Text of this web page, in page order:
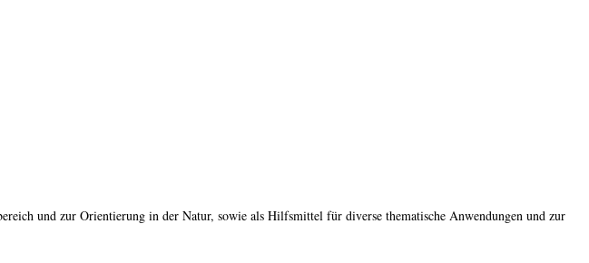
und zur Orientierung in der Natur, sowie als Hilfsmittel für diverse thematische Anwendungen und zur